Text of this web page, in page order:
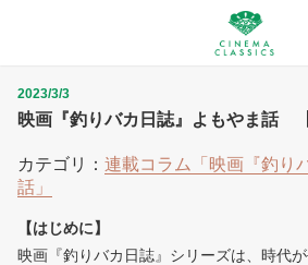
映画『釣りバカ日誌』よもやま話
2023/3/3
カテゴリ： 連載コラム「映画『釣り
話」
【はじめに】
映画『釣りバカ日誌』シリーズは、時代